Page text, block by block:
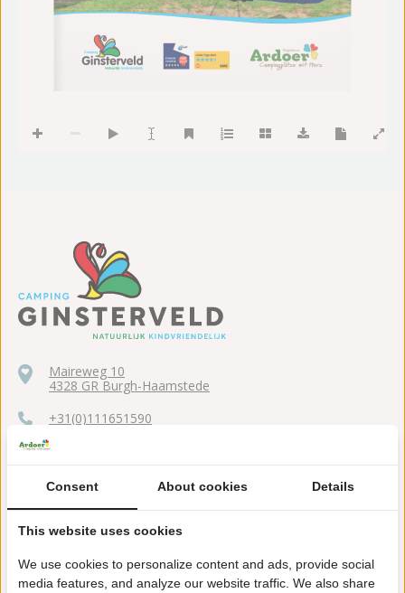
Mitglied von
Maireweg 10
4328 GR Burgh-Haamstede
+31(0)111651590
ginsterveld@ardoer.com
20 Meter langes Außenbecken
Consent About cookies Details
This website uses cookies
We use cookies to personalize content and ads, provide social
media features, and analyze our website traffic. We also share